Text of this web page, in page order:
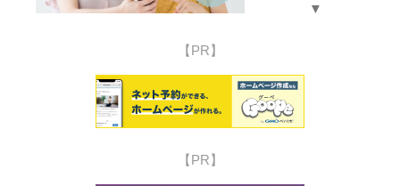
▼
【PR】
【PR】